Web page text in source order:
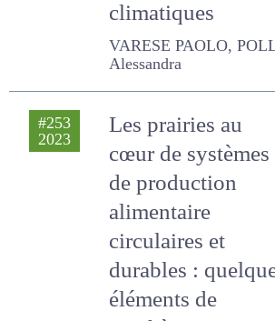
VARESE PAOLO, POLLO
Alessandra
#253
2023
Les prairies au
cœur de systèmes
de production
alimentaire
circulaires et
durables : quelques
éléments de
synthèse